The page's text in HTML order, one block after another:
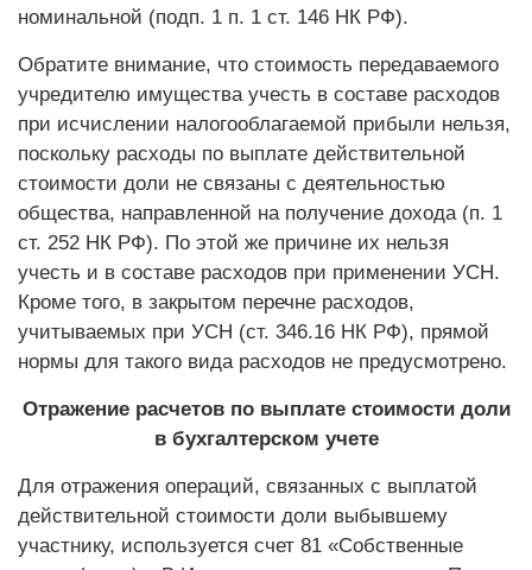
номинальной (подп. 1 п. 1 ст. 146 НК РФ).
Обратите внимание, что стоимость передаваемого
учредителю имущества учесть в составе расходов
при исчислении налогооблагаемой прибыли нельзя,
поскольку расходы по выплате действительной
стоимости доли не связаны с деятельностью
общества, направленной на получение дохода (п. 1
ст. 252 НК РФ). По этой же причине их нельзя
учесть и в составе расходов при применении УСН.
Кроме того, в закрытом перечне расходов,
учитываемых при УСН (ст. 346.16 НК РФ), прямой
нормы для такого вида расходов не предусмотрено.
Отражение расчетов по выплате стоимости доли
в бухгалтерском учете
Для отражения операций, связанных с выплатой
действительной стоимости доли выбывшему
участнику, используется счет 81 «Собственные